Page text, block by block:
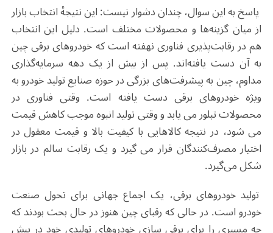
پاسخ به این سوال، چندان دشوار نیست: این نتیجهٔ انتخاب بازار
از میان گزینهها و محصولات مختلف است. دلیل این انتخاب
هم در رقابت‌پذیری فناوری نهفته است که خودروهای برقی چین
به آن دست یافته‌اند. پس از بیش از یک دهه سرمایه‌گذاری
مداوم، چین به پیشرفت‌های بزرگی در حوزه صنایع تولید خودرو به
ویژه خودروهای برقی دست یافته است. وقتی فناوری در
محصولات تبلور می یابد و وقتی تولید انبوه موجب کاهش قیمت
می شود، در نتیجه کالاهایی با کیفیت بالا و قیمت معقول در
اختیار مصرف‌کنندگان قرار می گیرد و یک رقابت سالم در بازار
شکل می‌گیرد.
تولید خودروهای برقی، یک اجماع جهانی برای تحول صنعت
خودرو است. در حالی که رقبای چین هنوز در حال بحث بودند که